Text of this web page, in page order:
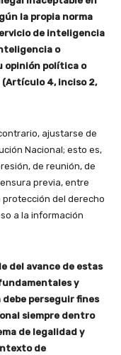
la propia norma
de inteligencia
o
opinión política o
4, inciso 2,
ajustarse de
Nacional; esto es,
de reunión, de
previa, entre
del derecho
a la información
del avance de estas
y
perseguir fines
siempre dentro
de legalidad y
de